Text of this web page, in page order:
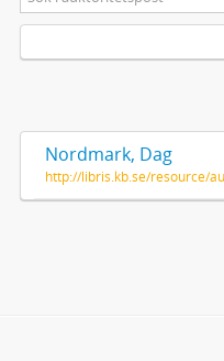
Nordmark, Dag
http://libris.kb.se/resource/